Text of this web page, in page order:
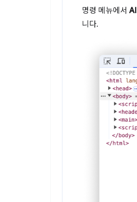
명령 메뉴에서
니다.